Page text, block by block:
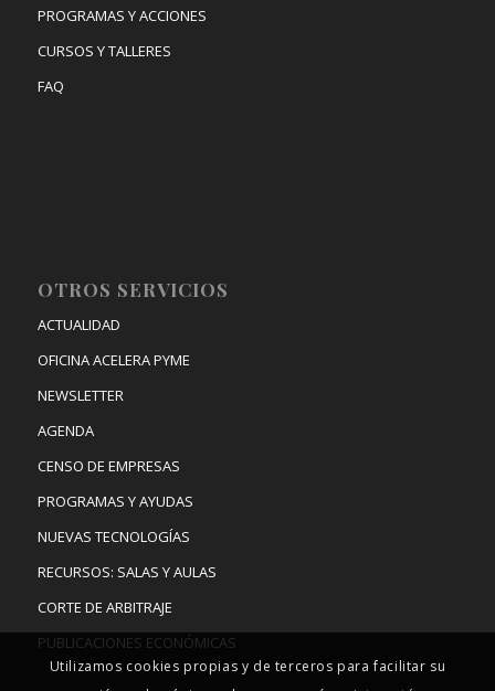
PROGRAMAS Y ACCIONES
CURSOS Y TALLERES
FAQ
OTROS SERVICIOS
ACTUALIDAD
OFICINA ACELERA PYME
NEWSLETTER
AGENDA
CENSO DE EMPRESAS
PROGRAMAS Y AYUDAS
NUEVAS TECNOLOGÍAS
RECURSOS: SALAS Y AULAS
CORTE DE ARBITRAJE
PUBLICACIONES ECONÓMICAS
Utilizamos cookies propias y de terceros para facilitar su